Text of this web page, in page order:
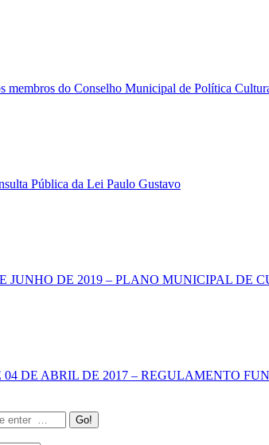
membros do Conselho Municipal de Política
Pública da Lei Paulo Gustavo
JUNHO DE 2019 – PLANO MUNICIPAL DE
04 DE ABRIL DE 2017 – REGULAMENTO